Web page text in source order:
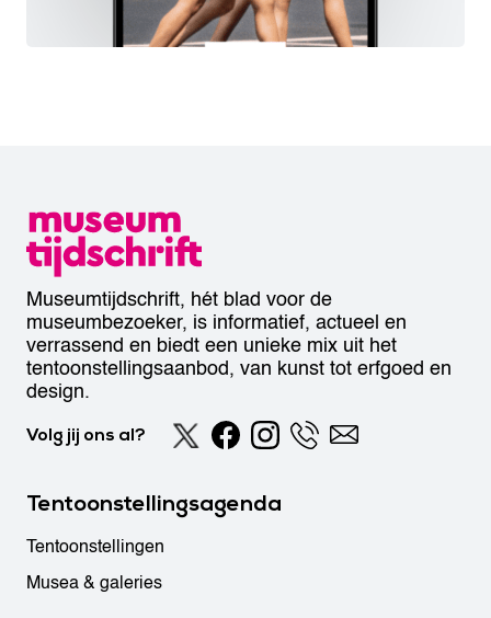
Museumtijdschrift, hét blad voor de
museumbezoeker, is informatief, actueel en
verrassend en biedt een unieke mix uit het
tentoonstellingsaanbod, van kunst tot erfgoed en
design.
Volg jij ons al?
Tentoonstellingsagenda
Tentoonstellingen
Musea & galeries